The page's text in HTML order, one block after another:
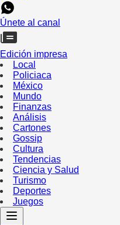
Únete al canal
Edición impresa
Local
Policiaca
México
Mundo
Finanzas
Análisis
Cartones
Gossip
Cultura
Tendencias
Ciencia y Salud
Turismo
Deportes
Juegos